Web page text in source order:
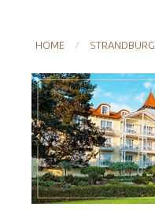
HOME STRANDBURG